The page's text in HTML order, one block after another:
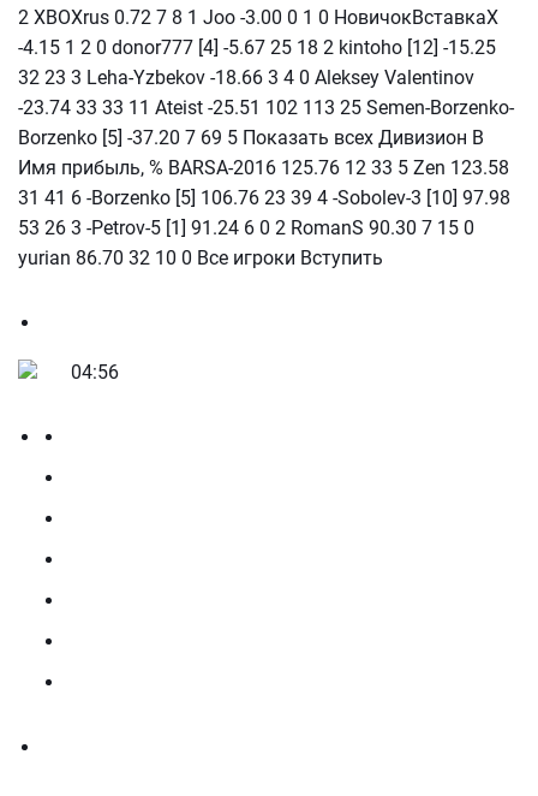
2 XBOXrus 0.72 7 8 1 Joo -3.00 0 1 0 НовичокВставкаХ
-4.15 1 2 0 donor777 [4] -5.67 25 18 2 kintoho [12] -15.25
32 23 3 Leha-Yzbekov -18.66 3 4 0 Aleksey Valentinov
-23.74 33 33 11 Ateist -25.51 102 113 25 Semen-Borzenko-
Borzenko [5] -37.20 7 69 5 Показать всех Дивизион В
Имя прибыль, % BARSA-2016 125.76 12 33 5 Zen 123.58
31 41 6 -Borzenko [5] 106.76 23 39 4 -Sobolev-3 [10] 97.98
53 26 3 -Petrov-5 [1] 91.24 6 0 2 RomanS 90.30 7 15 0
yurian 86.70 32 10 0 Все игроки Вступить
04:56